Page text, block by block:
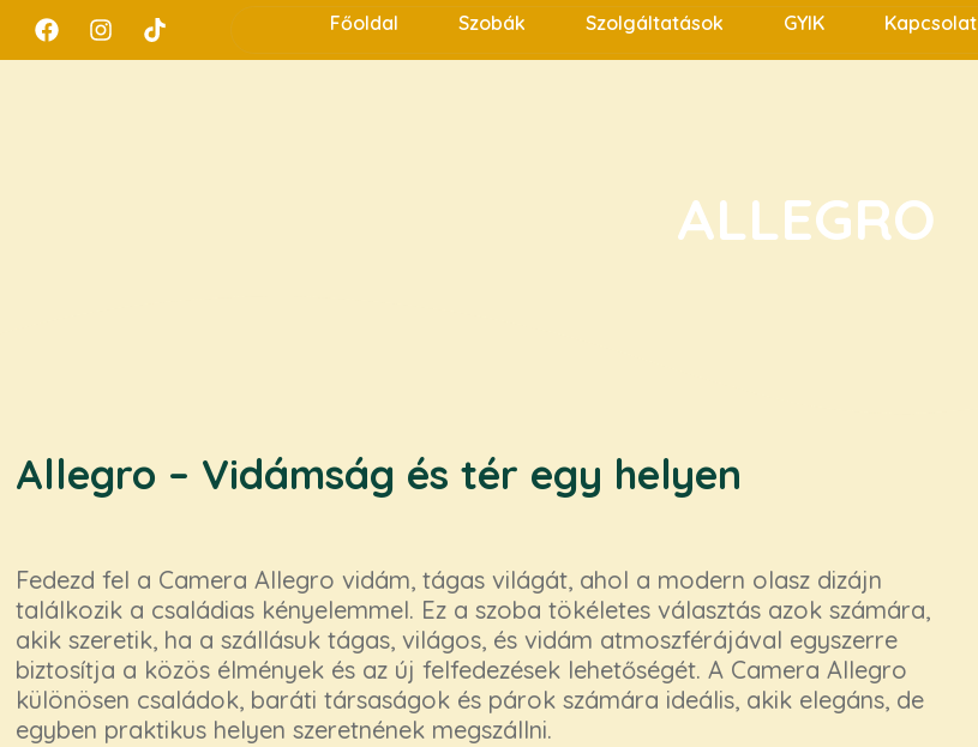
Főoldal Szobák Szolgáltatások GYIK Kapcsolat
ALLEGRO
Allegro – Vidámság és tér egy helyen
Fedezd fel a Camera Allegro vidám, tágas világát, ahol a modern olasz dizájn
találkozik a családias kényelemmel. Ez a szoba tökéletes választás azok számára,
akik szeretik, ha a szállásuk tágas, világos, és vidám atmoszférájával egyszerre
biztosítja a közös élmények és az új felfedezések lehetőségét. A Camera Allegro
különösen családok, baráti társaságok és párok számára ideális, akik elegáns, de
egyben praktikus helyen szeretnének megszállni.